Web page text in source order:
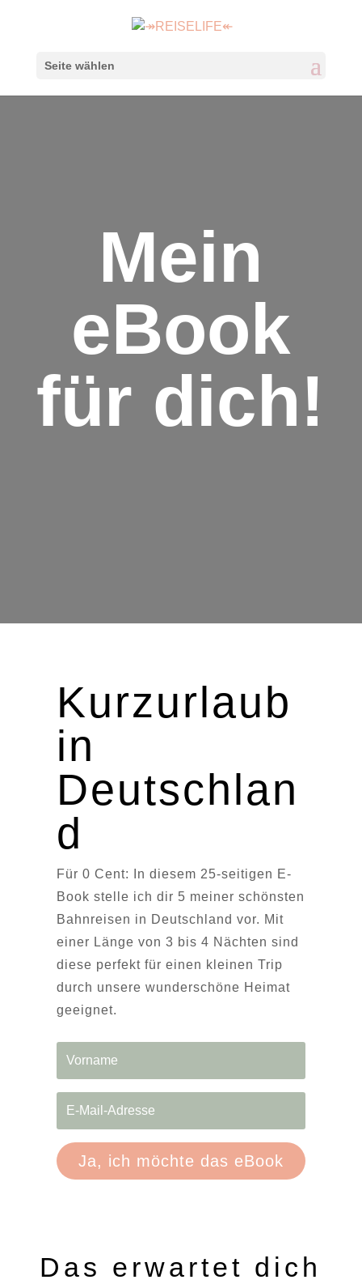
Seite wählen
Mein
eBook
für dich!
Kurzurlaub
in
Deutschlan
d
Für 0 Cent: In diesem 25-seitigen E-
Book stelle ich dir 5 meiner schönsten
Bahnreisen in Deutschland vor. Mit
einer Länge von 3 bis 4 Nächten sind
diese perfekt für einen kleinen Trip
durch unsere wunderschöne Heimat
geeignet.
Ja, ich möchte das eBook
Das erwartet dich